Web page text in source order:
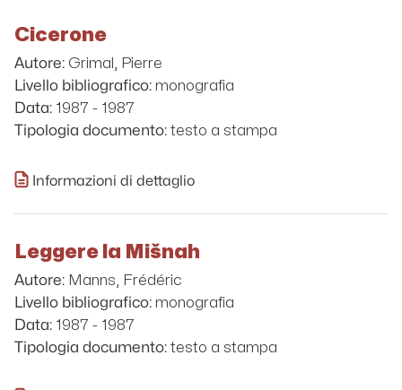
Cicerone
Autore: Grimal, Pierre
Livello bibliografico: monografia
Data: 1987 - 1987
Tipologia documento: testo a stampa
Informazioni di dettaglio
Leggere la Mišnah
Autore: Manns, Frédéric
Livello bibliografico: monografia
Data: 1987 - 1987
Tipologia documento: testo a stampa